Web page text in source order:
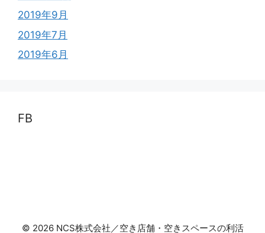
2019年9月
2019年7月
2019年6月
FB
© 2026 NCS株式会社／空き店舗・空きスペースの利活